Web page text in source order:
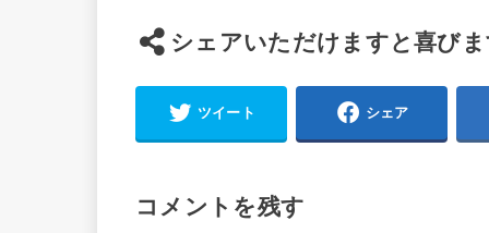
シェアいただけますと喜び
ツイート シェア
コメントを残す